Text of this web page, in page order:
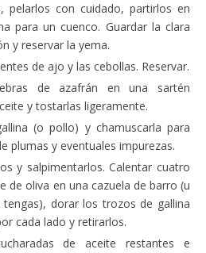
pelarlos con cuidado, partirlos en
para un cuenco. Guardar la clara
y reservar la yema.
de ajo y las cebollas. Reservar.
de azafrán en una sartén
y tostarlas ligeramente.
(o pollo) y chamuscarla para
plumas y eventuales impurezas.
y salpimentarlos. Calentar cuatro
de oliva en una cazuela de barro (u
dorar los trozos de gallina
cada lado y retirarlos.
de aceite restantes e